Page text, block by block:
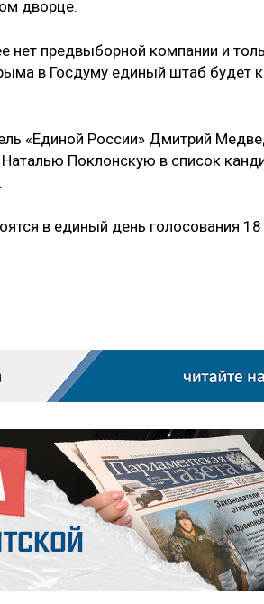
дворце.
нет предвыборной компании и
в Госдуму единый штаб будет
«Единой России» Дмитрий
Поклонскую в список
в единый день голосования 18